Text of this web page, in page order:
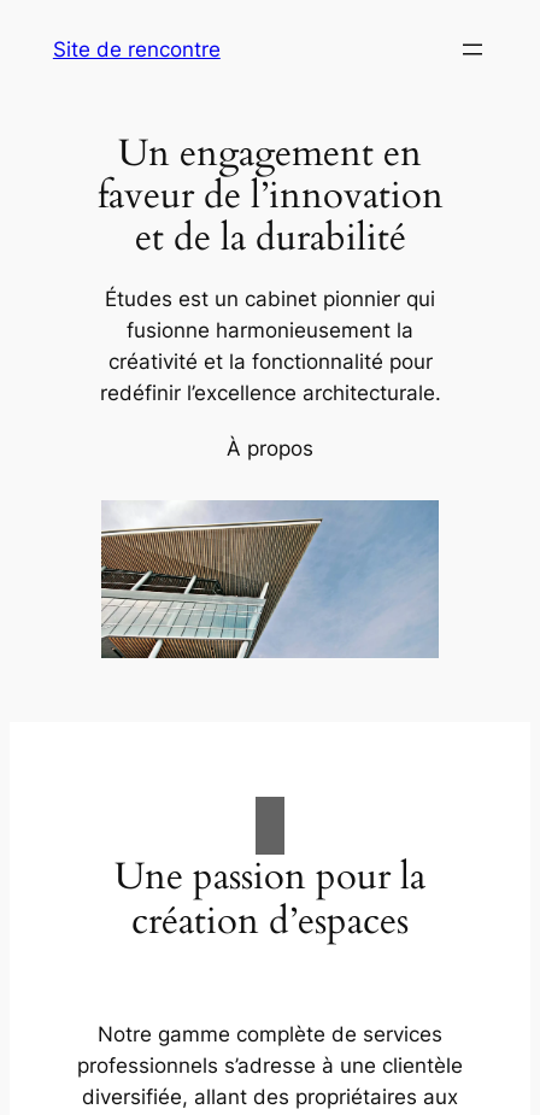
Site de rencontre
Un engagement en
faveur de l’innovation
et de la durabilité
Études est un cabinet pionnier qui
fusionne harmonieusement la
créativité et la fonctionnalité pour
redéfinir l’excellence architecturale.
À propos
Une passion pour la
création d’espaces
Notre gamme complète de services
professionnels s’adresse à une clientèle
diversifiée, allant des propriétaires aux